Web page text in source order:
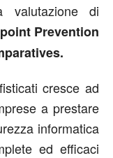
valutazione di
Prevention
cresce ad
a prestare
informatica
ed efficaci